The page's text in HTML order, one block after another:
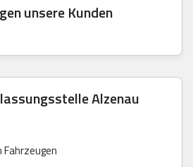
unsere Kunden
Alzenau
Fahrzeugen